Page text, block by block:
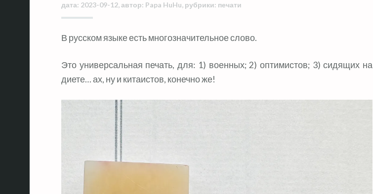
дата: 2023-09-12,автор: Papa HuHu, рубрики: печати
В русском языке есть многозначительное слово.
Это универсальная печать, для: 1) военных; 2) оптимистов; 3) сидящих на
диете… ах, ну и китаистов, конечно же!